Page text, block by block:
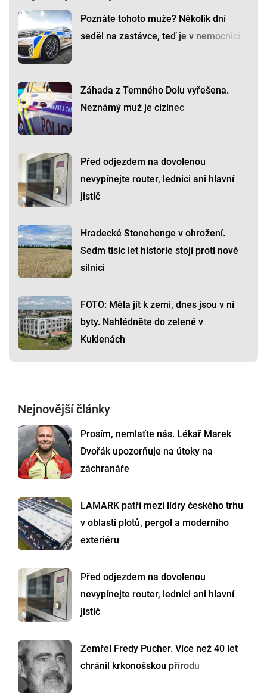
Poznáte tohoto muže? Několik dní
seděl na zastávce, teď je v nemocnici
Záhada z Temného Dolu vyřešena.
Neznámý muž je cizinec
Před odjezdem na dovolenou
nevypínejte router, lednici ani hlavní
jistič
Hradecké Stonehenge v ohrožení.
Sedm tisíc let historie stojí proti nové
silnici
FOTO: Měla jít k zemi, dnes jsou v ní
byty. Nahlédněte do zelené v
Kuklenách
Nejnovější články
Prosím, nemlaťte nás. Lékař Marek
Dvořák upozorňuje na útoky na
záchranáře
LAMARK patří mezi lídry českého trhu
v oblasti plotů, pergol a moderního
exteriéru
Před odjezdem na dovolenou
nevypínejte router, lednici ani hlavní
jistič
Zemřel Fredy Pucher. Více než 40 let
chránil krkonošskou přírodu